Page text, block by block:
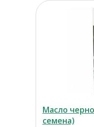
Масло
семена)